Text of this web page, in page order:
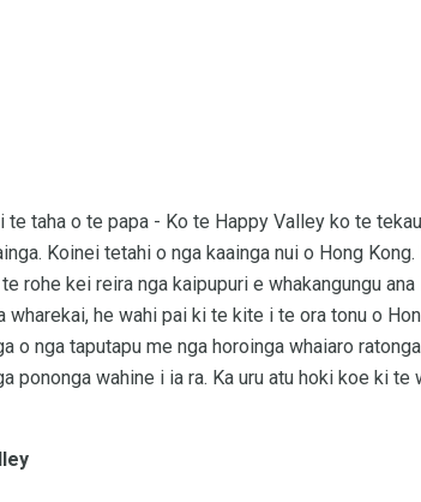
te taha o te papa - Ko te Happy Valley ko te
Koinei tetahi o nga kaainga nui o Hong
rohe kei reira nga kaipupuri e whakangungu
he wahi pai ki te kite i te ora tonu o
o nga taputapu me nga horoinga whaiaro
pononga wahine i ia ra. Ka uru atu hoki koe ki te